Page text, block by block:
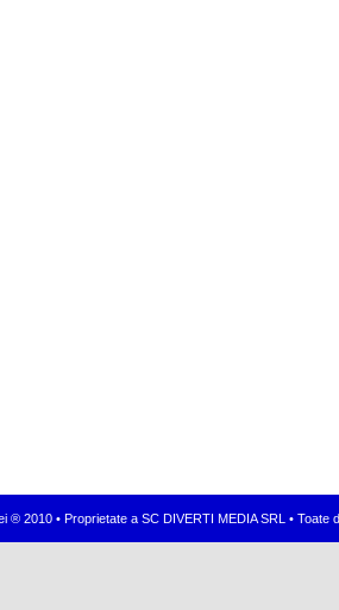
® 2010 • Proprietate a SC DIVERTI MEDIA SRL •